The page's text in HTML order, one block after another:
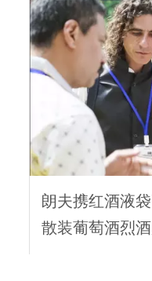
朗夫携红酒液
散装葡萄酒烈